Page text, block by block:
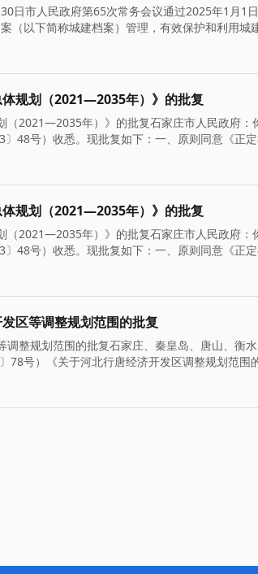
日市人民政府第65次常务会议通过2025年1月1
（以下简称城建档案）管理，有效保护和利用城
规划（2021—2035年）》的批复
（2021—2035年）》的批复石家庄市人民政府：
48号）收悉。现批复如下：一、原则同意《正
规划（2021—2035年）》的批复
（2021—2035年）》的批复石家庄市人民政府：
48号）收悉。现批复如下：一、原则同意《正
区等调整规划范围的批复
整规划范围的批复石家庄、秦皇岛、唐山、衡
号）《关于河北行唐经济开发区调整规划范围